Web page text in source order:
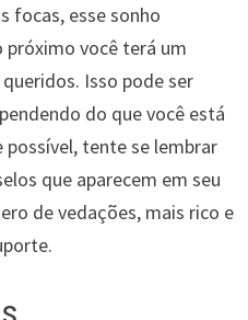
focas, esse sonho
você terá um
Isso pode ser
do que você está
tente se lembrar
que aparecem em seu
de vedações, mais rico e